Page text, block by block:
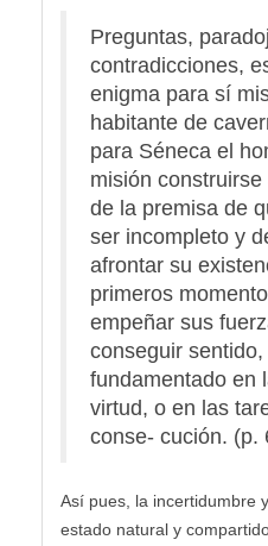
Preguntas,
contradicciones,
enigma para sí
habitante de
para Séneca el
misión
de la premisa de
ser incompleto y
afrontar su
primeros
empeñar sus
conseguir
fundamentado en
virtud, o en las
conse- cución. (p.
Así pues, la incertidumbre
estado natural y